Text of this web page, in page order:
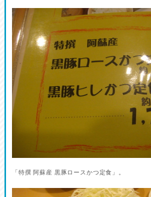
「特撰 阿蘇産 黒豚ロースかつ定食」。